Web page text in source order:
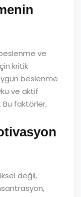
ve
kritik
beslenme
ve aktif
Bu faktörler,
değil,